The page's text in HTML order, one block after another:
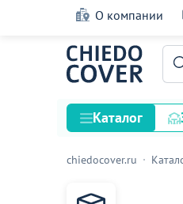
О компании
Каталог
Стулья
Столы
Барный
chiedocover.ru